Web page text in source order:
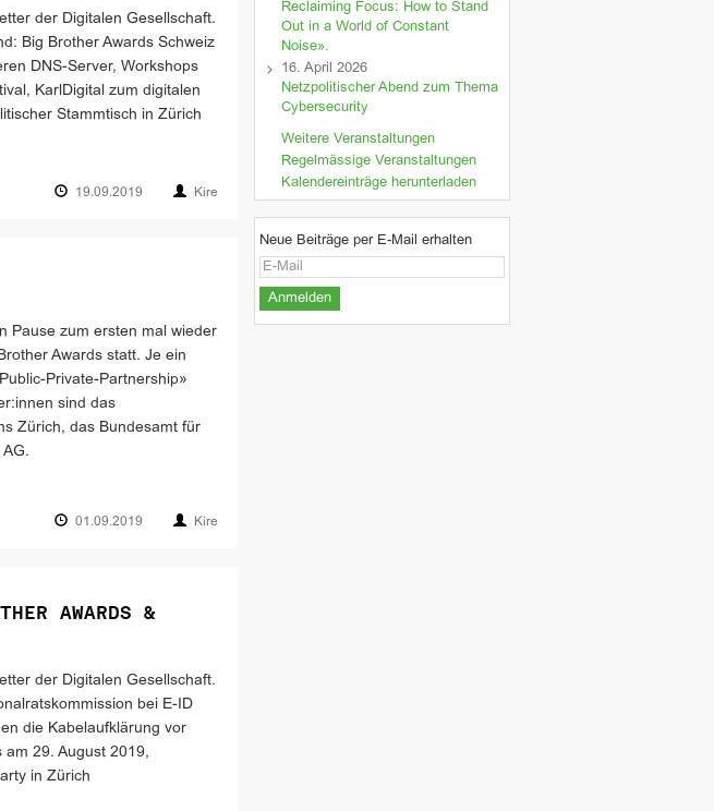
der Digitalen Gesellschaft.
Big Brother Awards Schweiz
DNS-Server, Workshops
KarlDigital zum digitalen
Stammtisch in Zürich
19.09.2019 Kire
Pause zum ersten mal wieder
Awards statt. Je ein
Private-Partnership»
sind das
Zürich, das Bundesamt für
01.09.2019 Kire
AWARDS &
der Digitalen Gesellschaft.
bei E-ID
die Kabelaufklärung vor
am 29. August 2019,
in Zürich
Reclaiming Focus: How to Stand
Out in a World of Constant
Noise».
16. April 2026
Netzpolitischer Abend zum Thema
Cybersecurity
Weitere Veranstaltungen
Regelmässige Veranstaltungen
Kalendereinträge herunterladen
Neue Beiträge per E-Mail erhalten